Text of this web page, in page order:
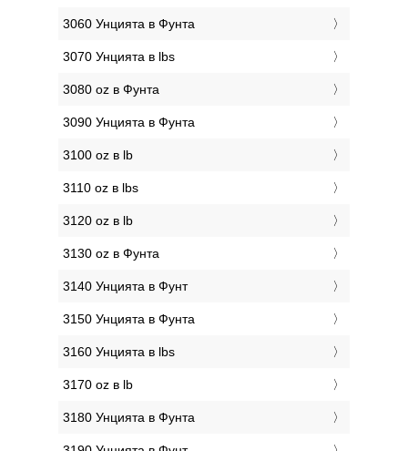
3060 Унцията в Фунтa
3070 Унцията в lbs
3080 oz в Фунтa
3090 Унцията в Фунтa
3100 oz в lb
3110 oz в lbs
3120 oz в lb
3130 oz в Фунтa
3140 Унцията в Фунт
3150 Унцията в Фунтa
3160 Унцията в lbs
3170 oz в lb
3180 Унцията в Фунтa